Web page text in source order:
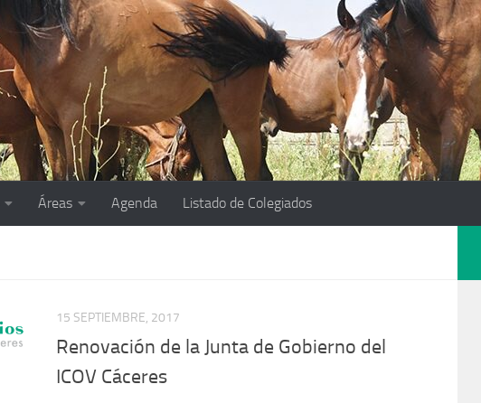
Áreas Agenda Listado de Colegiados
15 SEPTIEMBRE, 2017
Renovación de la Junta de Gobierno del
ICOV Cáceres